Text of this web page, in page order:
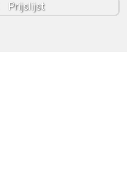
Prijslijst